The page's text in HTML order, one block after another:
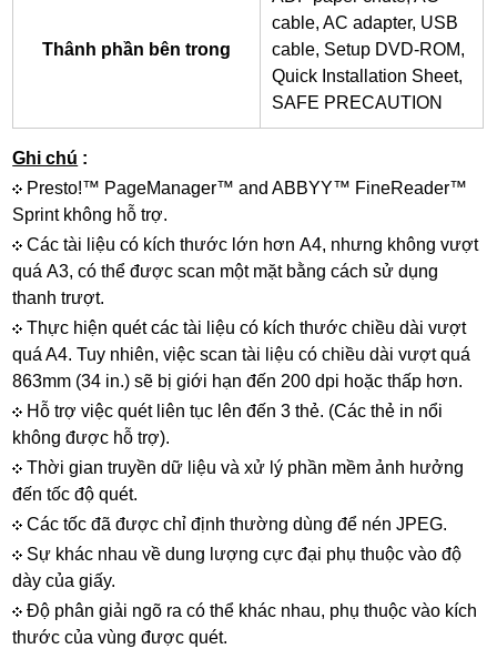
Thânh phần bên trong
cable, AC adapter, USB
cable, Setup DVD-ROM,
Quick Installation Sheet,
SAFE PRECAUTION
Ghi chú :
Presto!™ PageManager™ and ABBYY™ FineReader™
Sprint không hỗ trợ.
Các tài liệu có kích thước lớn hơn A4, nhưng không vượt
quá A3, có thể được scan một mặt bằng cách sử dụng
thanh trượt.
Thực hiện quét các tài liệu có kích thước chiều dài vượt
quá A4. Tuy nhiên, việc scan tài liệu có chiều dài vượt quá
863mm (34 in.) sẽ bị giới hạn đến 200 dpi hoặc thấp hơn.
​​​​​​​ Hỗ trợ việc quét liên tục lên đến 3 thẻ. (Các thẻ in nổi
không được hỗ trợ).
​​​​​​​ Thời gian truyền dữ liệu và xử lý phần mềm ảnh hưởng
đến tốc độ quét.
​​​​​​​ Các tốc đã được chỉ định thường dùng để nén JPEG.
​​​​​​​ Sự khác nhau về dung lượng cực đại phụ thuộc vào độ
dày của giấy.
​​​​​​​ Độ phân giải ngõ ra có thể khác nhau, phụ thuộc vào kích
thước của vùng được quét.